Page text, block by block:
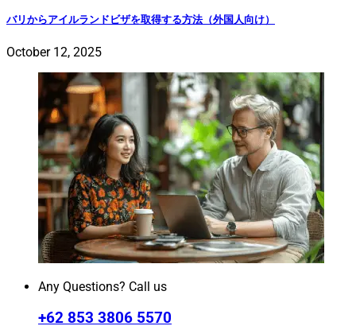
バリからアイルランドビザを取得する方法（外国人向け）
October 12, 2025
Any Questions? Call us
+62 853 3806 5570